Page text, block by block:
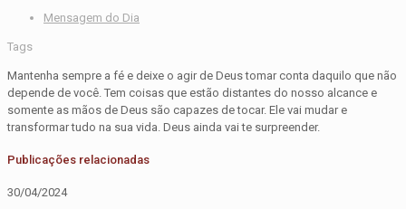
Mensagem do Dia
Tags
Mantenha sempre a fé e deixe o agir de Deus tomar conta daquilo que não
depende de você. Tem coisas que estão distantes do nosso alcance e
somente as mãos de Deus são capazes de tocar. Ele vai mudar e
transformar tudo na sua vida. Deus ainda vai te surpreender.
Publicações relacionadas
30/04/2024